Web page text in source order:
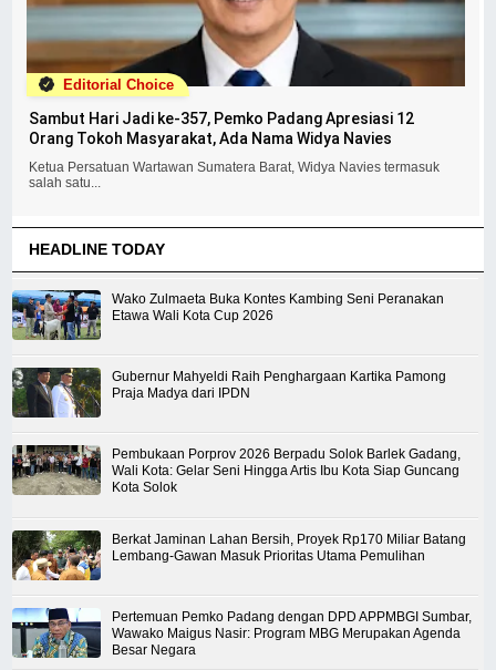
Editorial Choice
Sambut Hari Jadi ke-357, Pemko Padang Apresiasi 12
Orang Tokoh Masyarakat, Ada Nama Widya Navies
Ketua Persatuan Wartawan Sumatera Barat, Widya Navies termasuk
salah satu...
HEADLINE TODAY
Wako Zulmaeta Buka Kontes Kambing Seni Peranakan
Etawa Wali Kota Cup 2026
Gubernur Mahyeldi Raih Penghargaan Kartika Pamong
Praja Madya dari IPDN
Pembukaan Porprov 2026 Berpadu Solok Barlek Gadang,
Wali Kota: Gelar Seni Hingga Artis Ibu Kota Siap Guncang
Kota Solok
Berkat Jaminan Lahan Bersih, Proyek Rp170 Miliar Batang
Lembang-Gawan Masuk Prioritas Utama Pemulihan
Pertemuan Pemko Padang dengan DPD APPMBGI Sumbar,
Wawako Maigus Nasir: Program MBG Merupakan Agenda
Besar Negara